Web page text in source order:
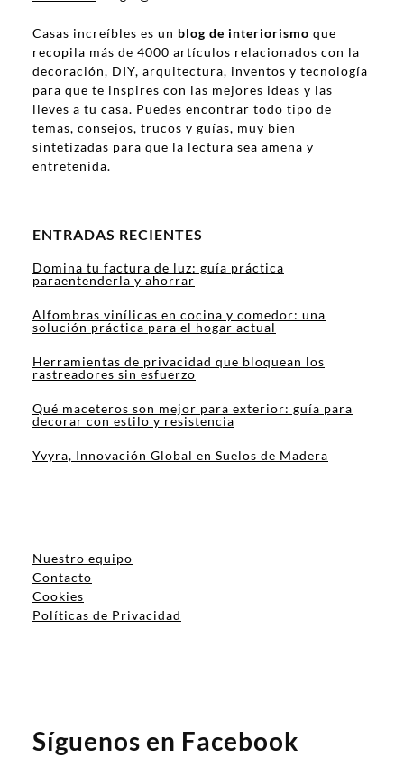
Casas increíbles es un blog de interiorismo que
recopila más de 4000 artículos relacionados con la
decoración, DIY, arquitectura, inventos y tecnología
para que te inspires con las mejores ideas y las
lleves a tu casa. Puedes encontrar todo tipo de
temas, consejos, trucos y guías, muy bien
sintetizadas para que la lectura sea amena y
entretenida.
ENTRADAS RECIENTES
Domina tu factura de luz: guía práctica
paraentenderla y ahorrar
Alfombras vinílicas en cocina y comedor: una
solución práctica para el hogar actual
Herramientas de privacidad que bloquean los
rastreadores sin esfuerzo
Qué maceteros son mejor para exterior: guía para
decorar con estilo y resistencia
Yvyra, Innovación Global en Suelos de Madera
Nuestro equipo
Contacto
Cookies
Políticas de Privacidad
Síguenos en Facebook